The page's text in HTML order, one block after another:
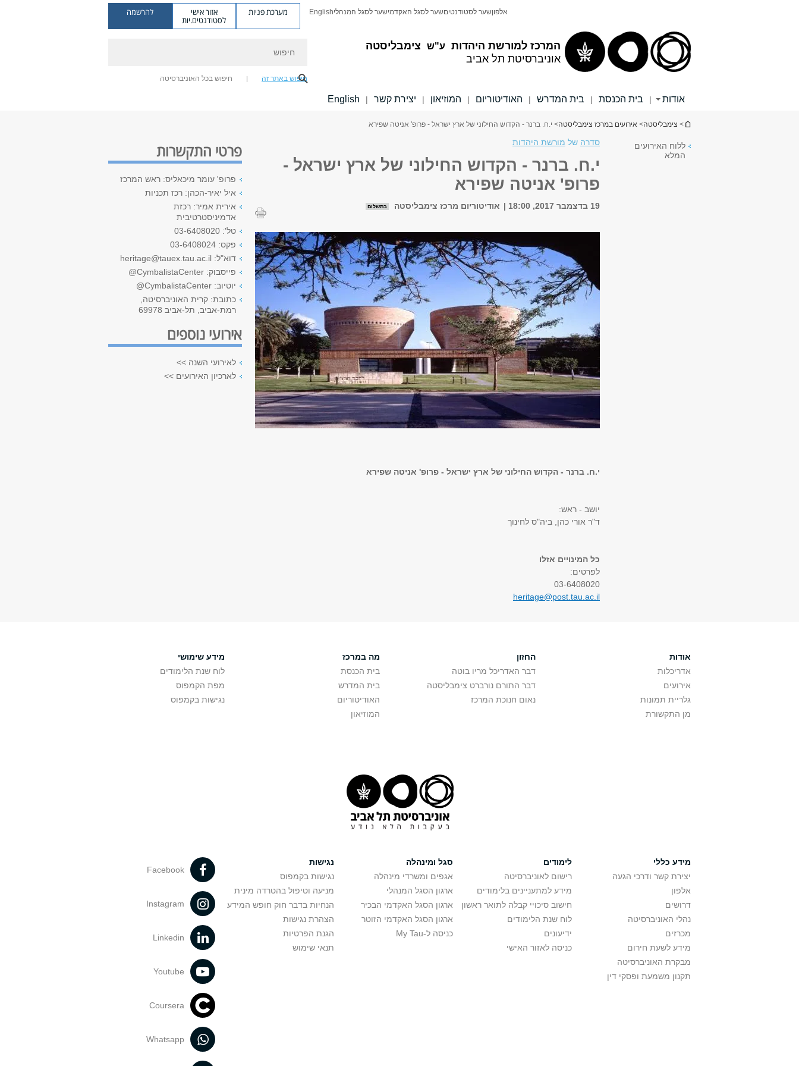
המרכז למורשת היהדות ע"ש
צימבליסטה
אוניברסיטת תל אביב
אלפוןשער לסטודנטיםשער לסגל האקדמישער לסגל המנהליEnglish מערכת פניות אזור אישי
לסטודנטים.יות
להרשמה
חיפוש באתר זה חיפוש בכל האוניברסיטה
אודות | בית הכנסת | בית המדרש | האודיטוריום | המוזיאון | יצירת קשר |
English
הינך נמצא כאן
> צימבליסטה> אירועים במרכז צימבליסטה> י.ח. ברנר - הקדוש החילוני של ארץ ישראל - פרופ' אניטה שפירא
ללוח האירועים
המלא
סדרה של מורשת היהדות
י.ח. ברנר - הקדוש החילוני של ארץ ישראל -
פרופ' אניטה שפירא
19 בדצמבר 2017, 18:00 אודיטוריום מרכז צימבליסטה בתשלום
י.ח. ברנר - הקדוש החילוני של ארץ ישראל - פרופ' אניטה שפירא
יושב - ראש:
ד"ר אורי כהן, ביה"ס לחינוך
כל המינויים אזלו
לפרטים:
03-6408020
heritage@post.tau.ac.il
פרטי התקשרות
פרופ' עומר מיכאליס: ראש המרכז
איל יאיר-הכהן: רכז תכניות
אירית אמיר: רכזת
אדמיניסטרטיבית
טל': 03-6408020
פקס: 03-6408024
דוא"ל: heritage@tauex.tau.ac.il
פייסבוק: CymbalistaCenter@
יוטיוב: CymbalistaCenter@
כתובת: קרית האוניברסיטה,
רמת-אביב, תל-אביב 69978
אירועי נוספים
לאירועי השנה >>
לארכיון האירועים >>
אודות
אדריכלות
אירועים
גלריית תמונות
מן התקשורת
החזון
דבר האדריכל מריו בוטה
דבר התורם נורברט צימבליסטה
נאום חנוכת המרכז
מה במרכז
בית הכנסת
בית המדרש
האודיטוריום
המוזיאון
מידע שימושי
לוח שנת הלימודים
מפת הקמפוס
נגישות בקמפוס
מידע כללי
יצירת קשר ודרכי הגעה
אלפון
דרושים
נהלי האוניברסיטה
מכרזים
מידע לשעת חירום
מבקרת האוניברסיטה
תקנון משמעת ופסקי דין
לימודים
רישום לאוניברסיטה
מידע למתעניינים בלימודים
חישוב סיכויי קבלה לתואר ראשון
לוח שנת הלימודים
ידיעונים
כניסה לאזור האישי
סגל ומינהלה
אגפים ומשרדי מינהלה
ארגון הסגל המנהלי
ארגון הסגל האקדמי הבכיר
ארגון הסגל האקדמי הזוטר
כניסה ל-My Tau
נגישות
נגישות בקמפוס
מניעה וטיפול בהטרדה מינית
הנחיות בדבר חוק חופש המידע
הצהרת נגישות
הגנת הפרטיות
תנאי שימוש
Facebook
Instagram
Linkedin
Youtube
Coursera
Whatsapp